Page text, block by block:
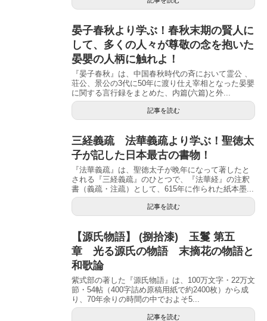
晏子春秋より学ぶ！春秋末期の賢人に
して、多くの人々が尊敬の念を抱いた
晏嬰の人柄に触れよ！
『晏子春秋』は、中国春秋時代の斉において霊公 、
荘公、景公の3代に50年に渡り仕え宰相となった晏嬰
に関する言行録をまとめた、内篇(六篇)と外...
記事を読む
三経義疏 法華義疏より学ぶ！聖徳太
子が記した日本最古の書物！
『法華義疏』は、聖徳太子が晩年になって著したと
される『三経義疏』のひとつで、『法華経』の注釈
書（義疏・注疏）として、615年に作られた紙本墨...
記事を読む
【源氏物語】 (捌拾漆) 玉鬘 第五
章 光る源氏の物語 末摘花の物語と
和歌論
紫式部の著した『源氏物語』は、100万文字・22万文
節・54帖（400字詰め原稿用紙で約2400枚）から成
り、70年余りの時間の中でおよそ5...
記事を読む